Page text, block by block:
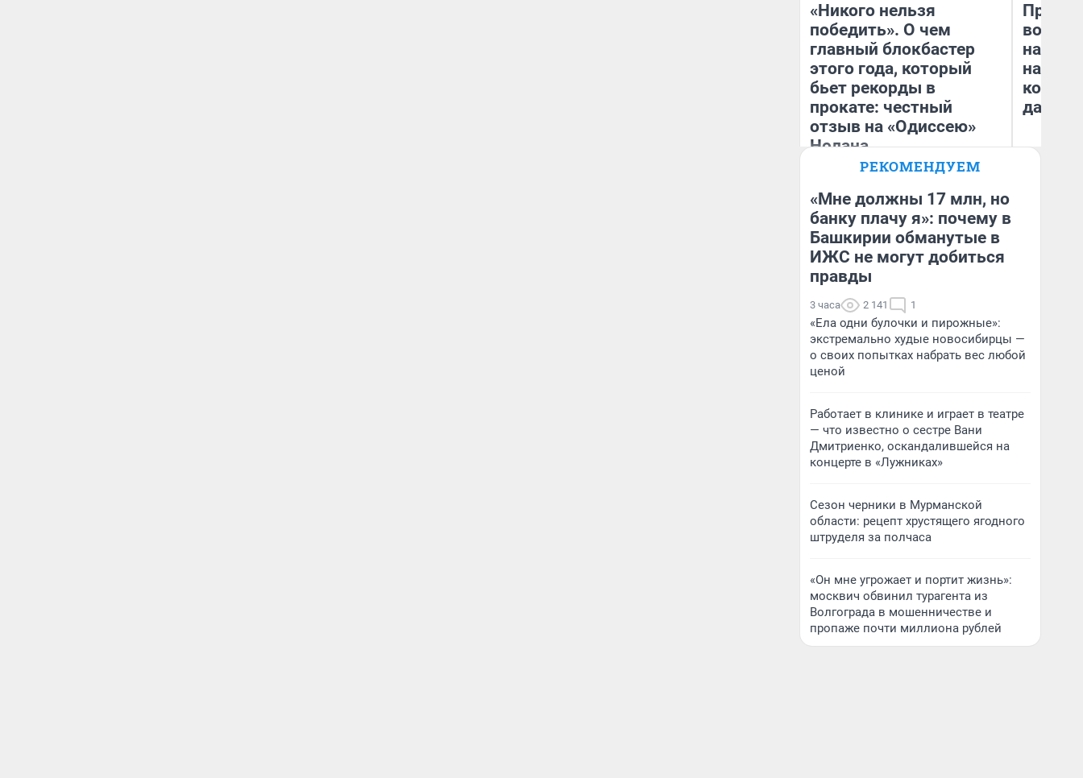
«Никого нельзя
победить». О чем
главный блокбастер
этого года, который
бьет рекорды в
прокате: честный
отзыв на «Одиссею»
Нолана
Стас Соколов
нам
даже
РЕКОМЕНДУЕМ
«Мне должны 17 млн, но
банку плачу я»: почему в
Башкирии обманутые в
ИЖС не могут добиться
правды
3 часа 2 141 1
«Ела одни булочки и пирожные»:
экстремально худые новосибирцы —
о своих попытках набрать вес любой
ценой
Работает в клинике и играет в театре
— что известно о сестре Вани
Дмитриенко, оскандалившейся на
концерте в «Лужниках»
Сезон черники в Мурманской
области: рецепт хрустящего ягодного
штруделя за полчаса
«Он мне угрожает и портит жизнь»:
москвич обвинил турагента из
Волгограда в мошенничестве и
пропаже почти миллиона рублей